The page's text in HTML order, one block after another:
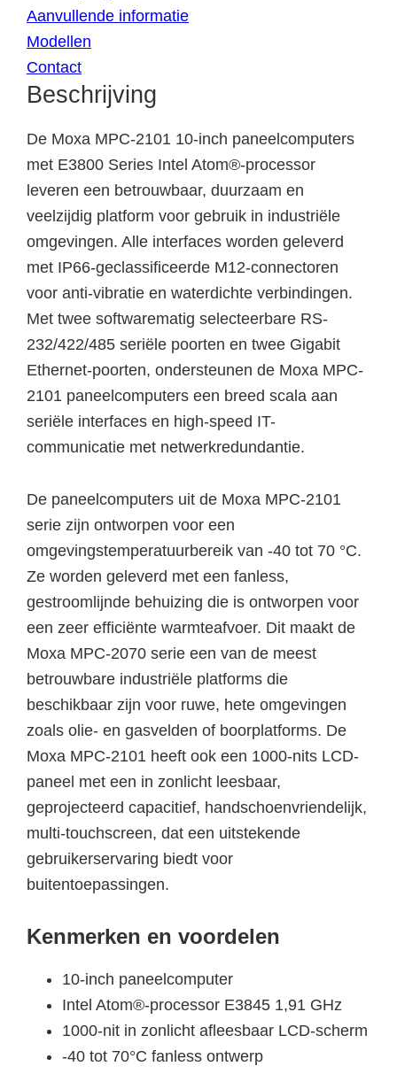
Aanvullende informatie
Modellen
Contact
Beschrijving
De Moxa MPC-2101 10-inch paneelcomputers
met E3800 Series Intel Atom®-processor
leveren een betrouwbaar, duurzaam en
veelzijdig platform voor gebruik in industriële
omgevingen. Alle interfaces worden geleverd
met IP66-geclassificeerde M12-connectoren
voor anti-vibratie en waterdichte verbindingen.
Met twee softwarematig selecteerbare RS-
232/422/485 seriële poorten en twee Gigabit
Ethernet-poorten, ondersteunen de Moxa MPC-
2101 paneelcomputers een breed scala aan
seriële interfaces en high-speed IT-
communicatie met netwerkredundantie.
De paneelcomputers uit de Moxa MPC-2101
serie zijn ontworpen voor een
omgevingstemperatuurbereik van -40 tot 70 °C.
Ze worden geleverd met een fanless,
gestroomlijnde behuizing die is ontworpen voor
een zeer efficiënte warmteafvoer. Dit maakt de
Moxa MPC-2070 serie een van de meest
betrouwbare industriële platforms die
beschikbaar zijn voor ruwe, hete omgevingen
zoals olie- en gasvelden of boorplatforms. De
Moxa MPC-2101 heeft ook een 1000-nits LCD-
paneel met een in zonlicht leesbaar,
geprojecteerd capacitief, handschoenvriendelijk,
multi-touchscreen, dat een uitstekende
gebruikerservaring biedt voor
buitentoepassingen.
Kenmerken en voordelen
10-inch paneelcomputer
Intel Atom®-processor E3845 1,91 GHz
1000-nit in zonlicht afleesbaar LCD-scherm
-40 tot 70°C fanless ontwerp